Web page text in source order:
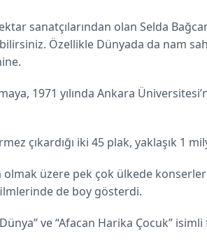
sanatçılarından olan Selda
Özellikle Dünyada da nam
1971 yılında Ankara
çıkardığı iki 45 plak, yaklaşık 1
olmak üzere pek çok ülkede
de boy gösterdi.
ve “Afacan Harika Çocuk”